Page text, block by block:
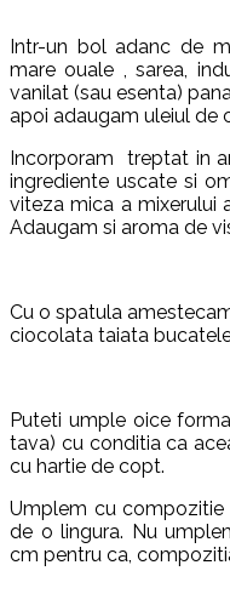
Intr-un bol adanc de
mare ouale , sarea,
vanilat (sau esenta)
apoi adaugam uleiul de
Incorporam treptat in
ingrediente uscate si
viteza mica a mixerului
Adaugam si aroma de
Cu o spatula
ciocolata taiata
Puteti umple oice
tava) cu conditia ca
cu hartie de copt.
Umplem cu
de o lingura. Nu
cm pentru ca,